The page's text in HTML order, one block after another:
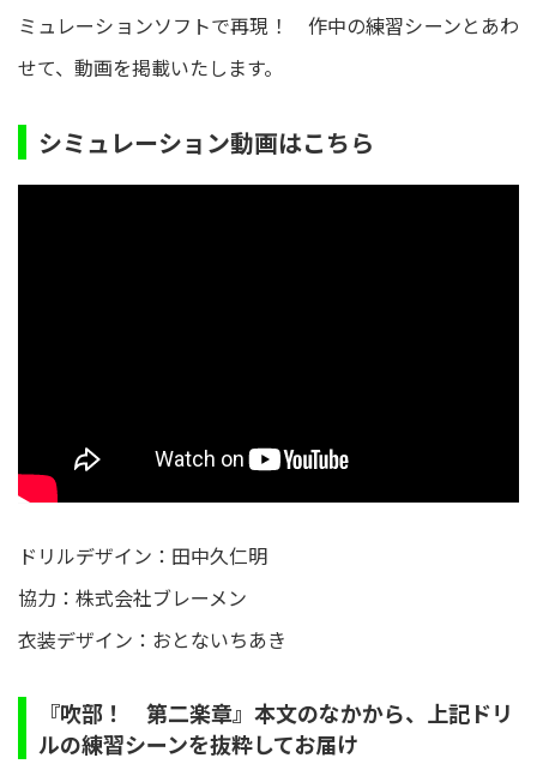
ミュレーションソフトで再現！ 作中の練習シーンとあわ
せて、動画を掲載いたします。
シミュレーション動画はこちら
ドリルデザイン：田中久仁明
協力：株式会社ブレーメン
衣装デザイン：おとないちあき
『吹部！ 第二楽章』本文のなかから、上記ドリ
ルの練習シーンを抜粋してお届け